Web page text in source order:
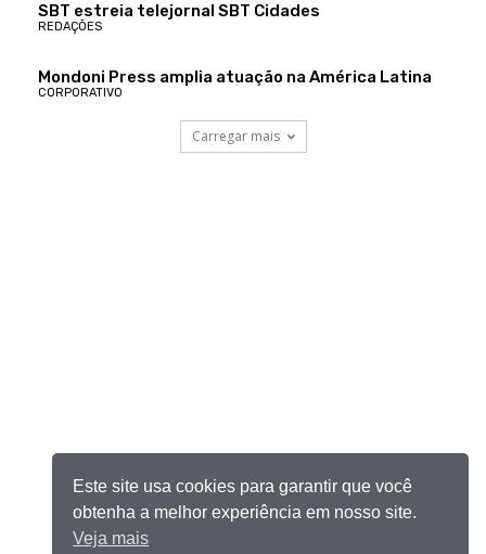
SBT estreia telejornal SBT Cidades
REDAÇÕES
Mondoni Press amplia atuação na América Latina
CORPORATIVO
Carregar mais
Este site usa cookies para garantir que você
obtenha a melhor experiência em nosso site.
Veja mais